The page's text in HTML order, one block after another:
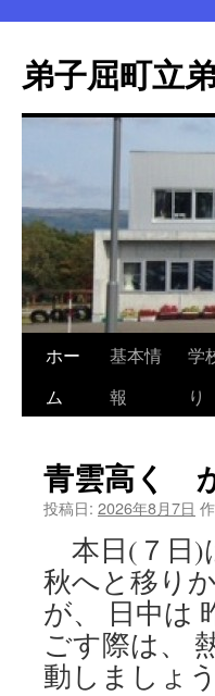
弟子屈町立
コ
ン
ツ
ッ
ホー
ム
基本情
報
学
り
青雲高く
投稿日: 2026年8月7日
本日(７日)
秋へと移り
が、 日中は
ごす際は、
動しましょう